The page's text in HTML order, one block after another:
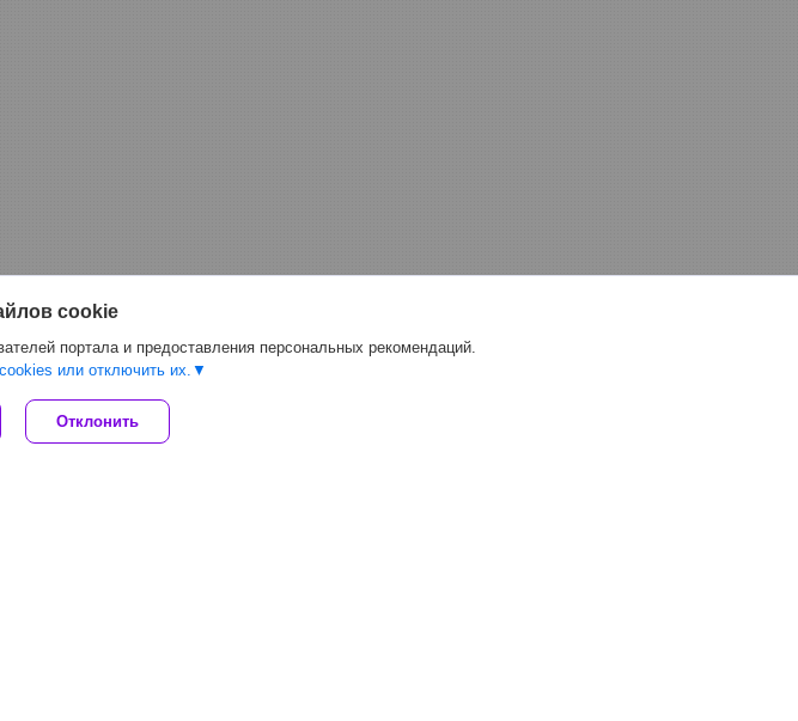
cookie
портала и предоставления персональных рекомендаций.
или отключить их.
Отклонить